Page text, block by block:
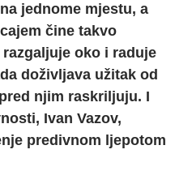
jednome mjestu, a
čine takvo
oko i raduje
doživljava užitak od
njim raskriljuju. I
Ivan Vazov,
predivnom ljepotom